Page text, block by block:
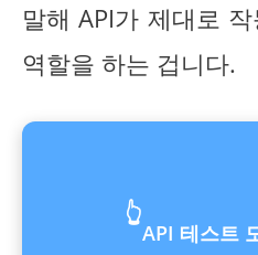
말해 API가 제대로 작
역할을 하는 겁니다.
👆
API 테스트